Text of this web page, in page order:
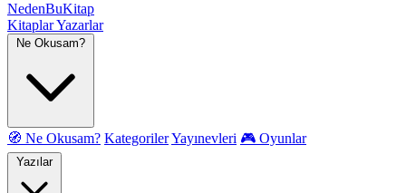
NedenBuKitap
KitaplarYazarlar
Ne Okusam?
🧭 Ne Okusam? KategorilerYayınevleri 🎮 Oyunlar
Yazılar